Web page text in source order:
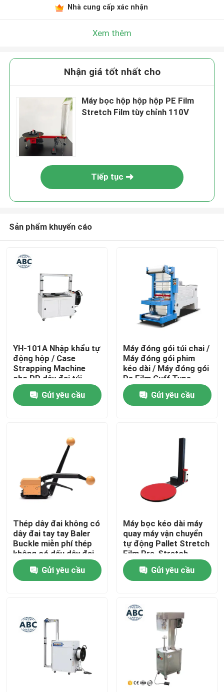
Trang chủ
Về chúng tôi
Tham quan nhà máy
Kiểm soát chất lượng
Liên hệ
Các trường hợp
Máy móc nông nghiệp
Nhà cung cấp xác nhận
Xem thêm
Nhận giá tốt nhất cho
Máy bọc hộp hộp hộp PE Film
Stretch Film tùy chỉnh 110V
Tiếp tục
Sản phẩm khuyến cáo
YH-101A Nhập khẩu tự
động hộp / Case
Strapping Machine
cho PP dây đai túi
đóng gói máy
Gửi yêu cầu
Máy đóng gói túi chai /
Máy đóng gói phim
kéo dài / Máy đóng gói
Pe Film Cuff Type
Heat Shrink
Gửi yêu cầu
Thép dây đai không có
dây đai tay tay Baler
Buckle miễn phí thép
không có dấu dây đai
tay công cụ đóng gói
máy cho dây đai thép
Gửi yêu cầu
Máy bọc kéo dài máy
quay máy vận chuyển
tự động Pallet Stretch
Film Pre-Stretch
Wrapping
MachinePallet
Wrapper
Gửi yêu cầu